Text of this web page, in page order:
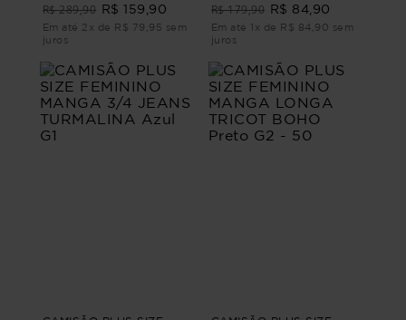
MANGA 3/4 LINHO
BELLUNO M - 44
R$ 289,90 R$ 159,90
Em até 2x de R$ 79,95 sem
juros
R$ 179,90 R$ 84,90
Em até 1x de R$ 84,90 sem
juros